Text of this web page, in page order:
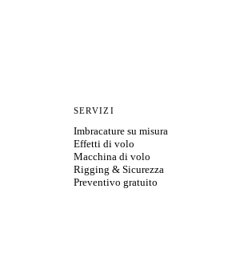
SERVIZI
Imbracature su misura
Effetti di volo
Macchina di volo
Rigging & Sicurezza
Preventivo gratuito